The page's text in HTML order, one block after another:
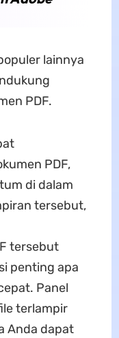
lainnya
PDF.
PDF,
di dalam
tersebut,
tersebut
penting apa
Panel
terlampir
Anda dapat